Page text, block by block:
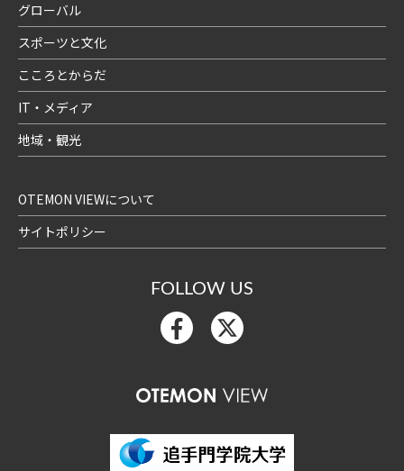
グローバル
スポーツと文化
こころとからだ
IT・メディア
地域・観光
OTEMON VIEWについて
サイトポリシー
FOLLOW US